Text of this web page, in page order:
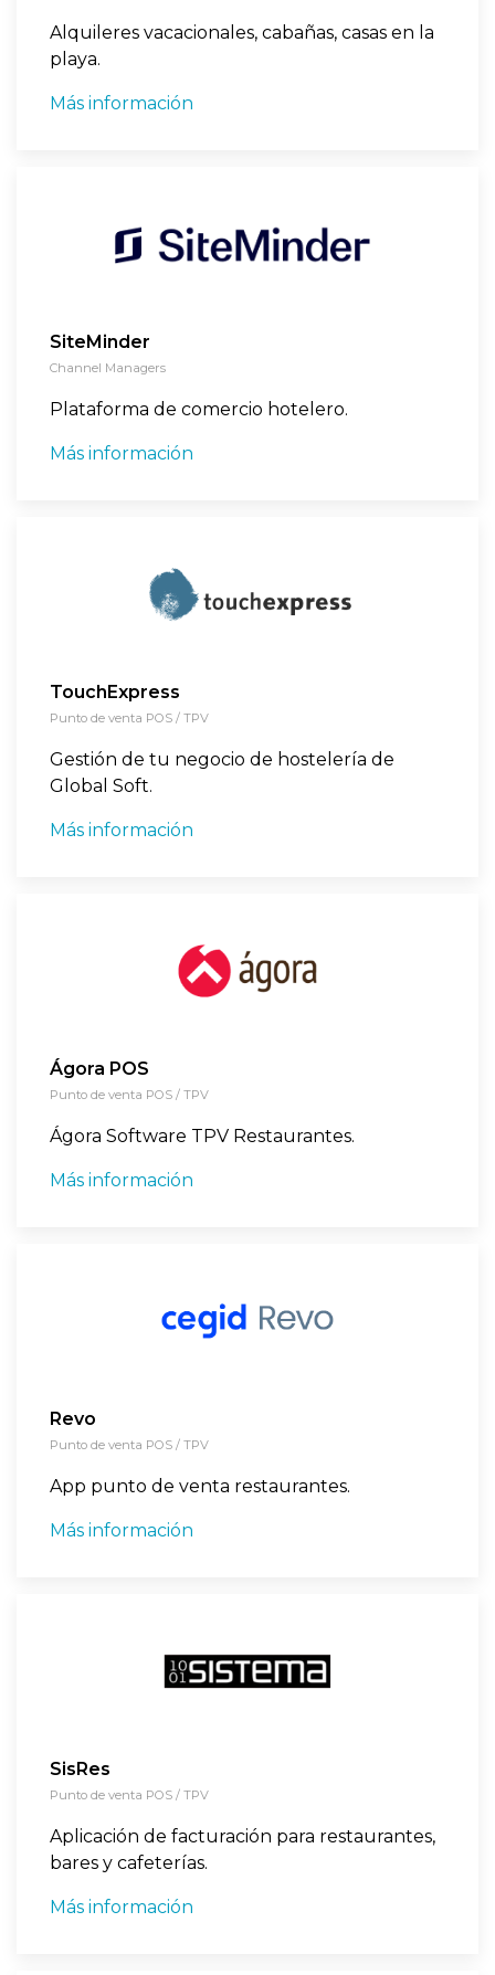
Alquileres vacacionales, cabañas, casas en la
playa.
Más información
SiteMinder
Channel Managers
Plataforma de comercio hotelero.
Más información
TouchExpress
Punto de venta POS / TPV
Gestión de tu negocio de hostelería de
Global Soft.
Más información
Ágora POS
Punto de venta POS / TPV
Ágora Software TPV Restaurantes.
Más información
Revo
Punto de venta POS / TPV
App punto de venta restaurantes.
Más información
SisRes
Punto de venta POS / TPV
Aplicación de facturación para restaurantes,
bares y cafeterías.
Más información